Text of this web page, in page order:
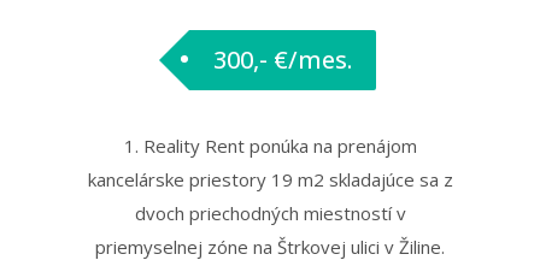
300,- €/mes.
1. Reality Rent ponúka na prenájom
kancelárske priestory 19 m2 skladajúce sa z
dvoch priechodných miestností v
priemyselnej zóne na Štrkovej ulici v Žiline.